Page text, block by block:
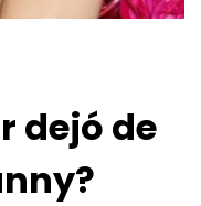
dejó de